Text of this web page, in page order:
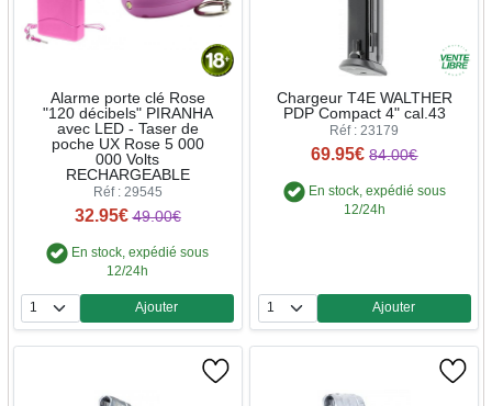
Alarme porte clé Rose
"120 décibels" PIRANHA
avec LED - Taser de
poche UX Rose 5 000
000 Volts
RECHARGEABLE
Réf : 29545
32.95€ 49.00€
En stock, expédié sous
12/24h
Quantité
Ajouter
Chargeur T4E WALTHER
PDP Compact 4" cal.43
Réf : 23179
69.95€ 84.00€
En stock, expédié sous
12/24h
Quantité
Ajouter